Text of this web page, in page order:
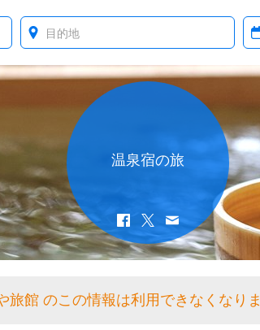
Where?
温泉宿の旅
館 のこの情報は利用できなくなり